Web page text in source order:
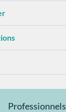
Professionnels